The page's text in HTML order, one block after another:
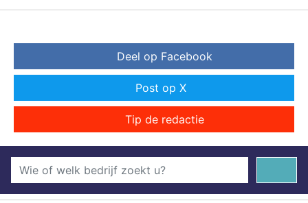
Deel op Facebook
Post op X
Tip de redactie